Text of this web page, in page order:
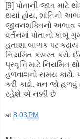
[9] પોતાની જાત માટે
થયાં હોય, શાંતિનો
જીવનશક્તિનો અભાવ
વર્તનમાં પોતાનો કાબૂ
હતાશા બાળક પર કઢાય
નિયમિત કસરત કરો.
પ્રવૃત્તિ માટે નિયમિત
હળવાશનો સમય કાઢો.
કરી કાઢો. મન જો
રહેશે એ નક્કી છે
at 8:03 PM